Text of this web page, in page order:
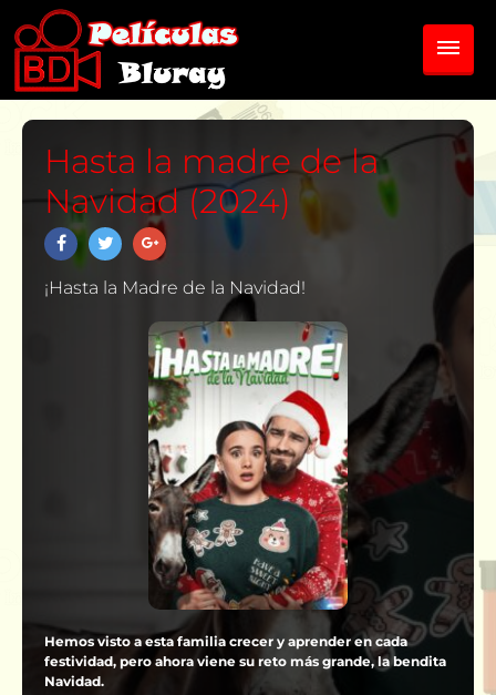
Hasta la madre de la
Navidad (2024)
¡Hasta la Madre de la Navidad!
Hemos visto a esta familia crecer y aprender en cada
festividad, pero ahora viene su reto más grande, la bendita
Navidad.